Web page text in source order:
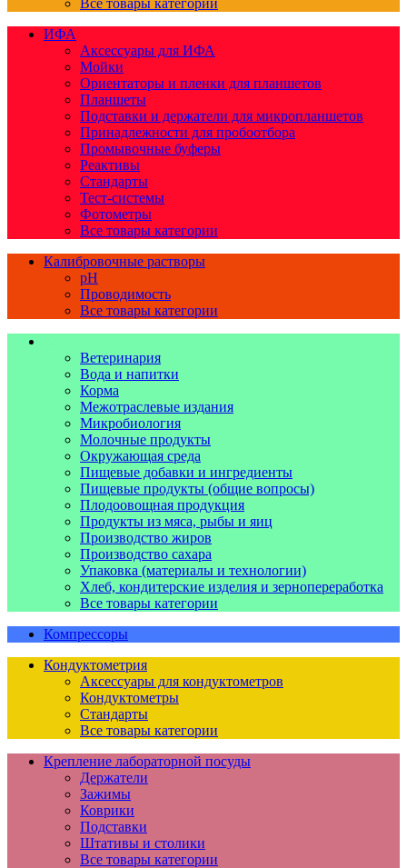
Все товары категории
ИФА
Аксессуары для ИФА
Мойки
Ориентаторы и пленки для планшетов
Планшеты
Подставки и держатели для микропланшетов
Принадлежности для пробоотбора
Промывочные буферы
Реактивы
Стандарты
Тест-системы
Фотометры
Все товары категории
Калибровочные растворы
pH
Проводимость
Все товары категории
Ветеринария
Вода и напитки
Корма
Межотраслевые издания
Микробиология
Молочные продукты
Окружающая среда
Пищевые добавки и ингредиенты
Пищевые продукты (общие вопросы)
Плодоовощная продукция
Продукты из мяса, рыбы и яиц
Производство жиров
Производство сахара
Упаковка (материалы и технологии)
Хлеб, кондитерские изделия и зернопереработка
Все товары категории
Компрессоры
Кондуктометрия
Аксессуары для кондуктометров
Кондуктометры
Стандарты
Все товары категории
Крепление лабораторной посуды
Держатели
Зажимы
Коврики
Подставки
Штативы и столики
Все товары категории